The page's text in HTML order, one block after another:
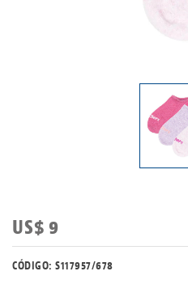
US$ 9
CÓDIGO: S117957/678